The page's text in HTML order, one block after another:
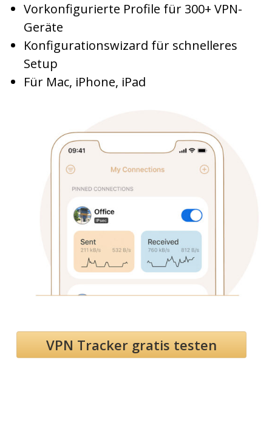
Vorkonfigurierte Profile für 300+ VPN-
Geräte
Konfigurationswizard für schnelleres
Setup
Für Mac, iPhone, iPad
VPN Tracker gratis testen